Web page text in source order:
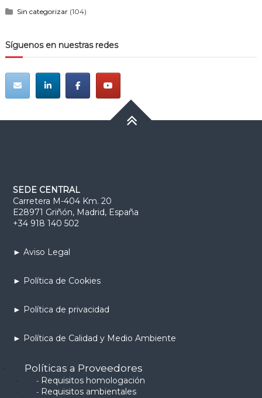
Sin categorizar(104)
Síguenos en nuestras redes
SEDE CENTRAL
Carretera M-404 Km. 20
E28971 Griñón, Madrid, España
+34 918 140 502
► Aviso Legal
► Política de Cookies
► Política de privacidad
► Política de Calidad y Medio Ambiente
Políticas a Proveedores
- Requisitos homologación
- Requisitos ambientales